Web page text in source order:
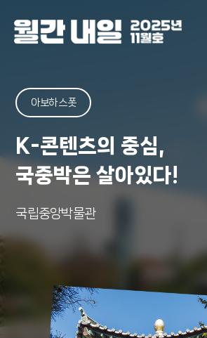
아보하 스폿
K-콘텐츠의 중심,
국중박은 살아있다!
국립중앙박물관